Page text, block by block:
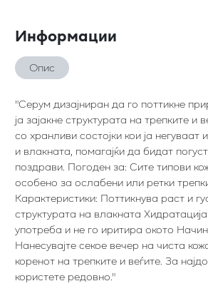
Информации
Опис
"Серум дизајниран да го поттикне
ја зајакне структурата на трепките
со хранливи состојки кои ја негуваат
и влакната, помагајќи да бидат
поздрави. Погоден за: Сите типови
особено за ослабени или ретки
Карактеристики: Поттикнува раст и
структурата на влакната
употреба и не го иритира окото
Нанесувајте секое вечер на чиста
коренот на трепките и веѓите. За
користете редовно."